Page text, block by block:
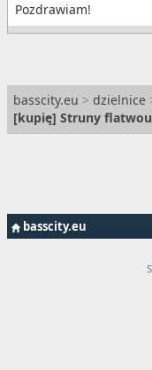
Pozdrawiam!
basscity.eu > dzielnice
[kupię] Struny
basscity.eu